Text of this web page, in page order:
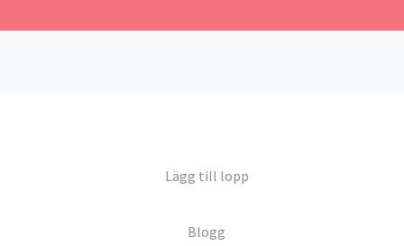
Lägg till lopp
Blogg